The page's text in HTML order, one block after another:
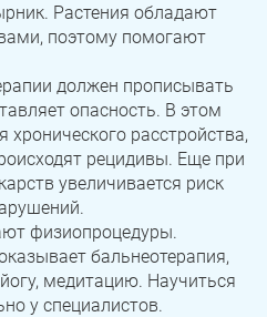
Растения обладают
поэтому помогают
должен прописывать
опасность. В этом
хронического расстройства,
рецидивы. Еще при
увеличивается риск
физиопроцедуры.
бальнеотерапия,
медитацию. Научиться
у специалистов.